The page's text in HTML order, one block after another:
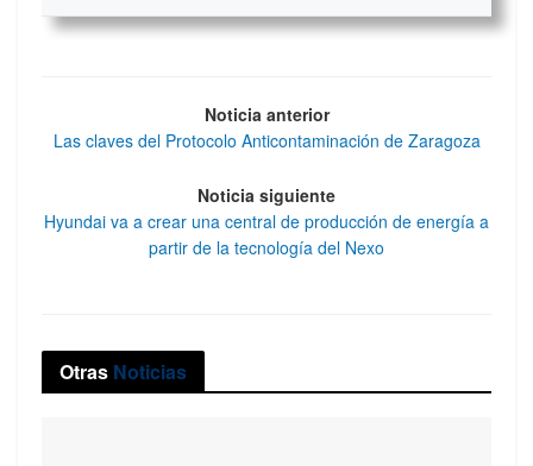
Noticia anterior
Las claves del Protocolo Anticontaminación de Zaragoza
Noticia siguiente
Hyundai va a crear una central de producción de energía a
partir de la tecnología del Nexo
Otras Noticias